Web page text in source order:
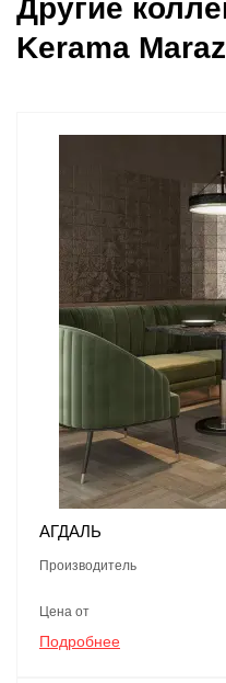
Другие
Kerama
АГДАЛЬ
Производитель
Цена от
Подробнее